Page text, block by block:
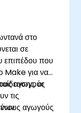
στο
σε
επιπέδου που
Make για να
αγωγούς
τις
οι
αγωγούς